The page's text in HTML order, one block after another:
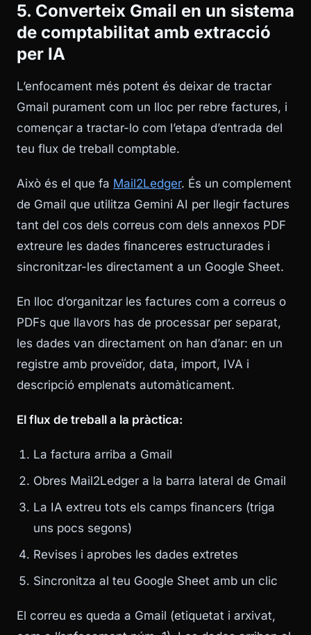
5. Converteix Gmail en un sistema
de comptabilitat amb extracció
per IA
L’enfocament més potent és deixar de tractar
Gmail purament com un lloc per rebre factures, i
començar a tractar-lo com l’etapa d’entrada del
teu flux de treball comptable.
Això és el que fa Mail2Ledger. És un complement
de Gmail que utilitza Gemini AI per llegir factures
tant del cos dels correus com dels annexos PDF
extreure les dades financeres estructurades i
sincronitzar-les directament a un Google Sheet.
En lloc d’organitzar les factures com a correus o
PDFs que llavors has de processar per separat,
les dades van directament on han d’anar: en un
registre amb proveïdor, data, import, IVA i
descripció emplenats automàticament.
El flux de treball a la pràctica:
La factura arriba a Gmail
Obres Mail2Ledger a la barra lateral de Gmail
La IA extreu tots els camps financers (triga
uns pocs segons)
Revises i aprobes les dades extretes
Sincronitza al teu Google Sheet amb un clic
El correu es queda a Gmail (etiquetat i arxivat,